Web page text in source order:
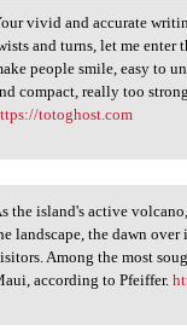
vivid and accurate
vivid and accurate
and turns, let me enter
people smile, easy to
compact, really too
totoghost.com
island's active
the island's active
landscape, the dawn over
Among the most
according to Pfeiffer.